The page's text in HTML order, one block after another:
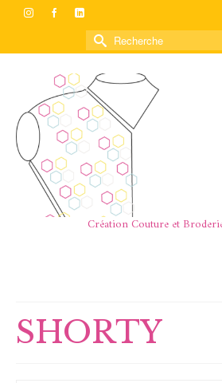
Rechercher :
Création Couture et
SHORTY